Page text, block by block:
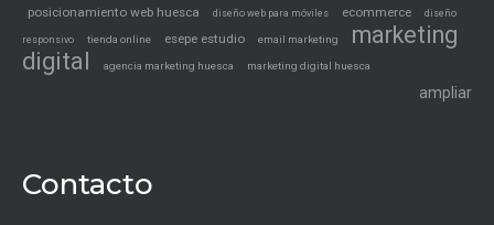
posicionamiento web huesca
diseño web para móviles ecommerce diseño
responsivo tienda online esepe estudio email marketing
marketing
digital
agencia marketing huesca marketing digital huesca
ampliar
Contacto